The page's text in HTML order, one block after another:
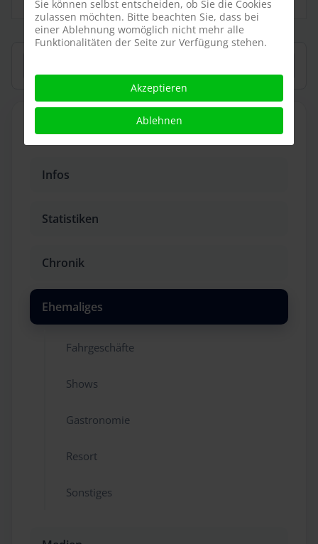
IN DIESEM BEREICH
Infos
Statistiken
Chronik
Ehemaliges
Fahrgeschäfte
Shows
Gastronomie
Resort
Sonstiges
Sie können selbst entscheiden, ob Sie die Cookies
zulassen möchten. Bitte beachten Sie, dass bei
einer Ablehnung womöglich nicht mehr alle
Funktionalitäten der Seite zur Verfügung stehen.
Akzeptieren
Ablehnen